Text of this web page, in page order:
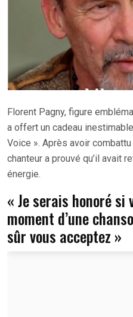
Florent Pagny, figure
a offert un cadeau
Voice ». Après avoir
chanteur a prouvé qu’il avait
énergie.
« Je serais honoré si
moment d’une
sûr vous acceptez »